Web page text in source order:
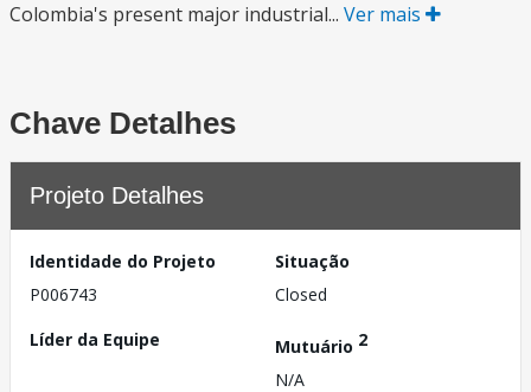
Colombia's present major industrial... Ver mais
Chave Detalhes
Projeto Detalhes
Identidade do Projeto
P006743
Situação
Closed
Líder da Equipe
Mutuário 2
N/A